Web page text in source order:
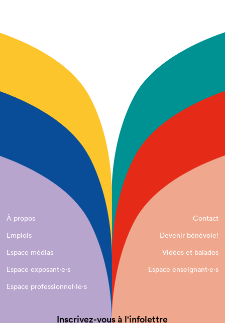
À propos
Contact
Emplois
Devenir bénévole!
Espace médias
Vidéos et balados
Espace exposant·e⋅s
Espace enseignant·e⋅s
Espace professionnel·le⋅s
Inscrivez-vous à l'infolettre